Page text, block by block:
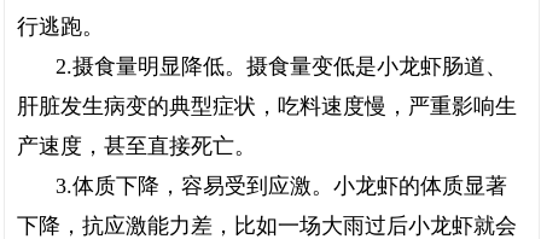
行逃跑。
2.摄食量明显降低。摄食量变低是小龙虾肠道、
肝脏发生病变的典型症状，吃料速度慢，严重影响生
产速度，甚至直接死亡。
3.体质下降，容易受到应激。小龙虾的体质显著
下降，抗应激能力差，比如一场大雨过后小龙虾就会